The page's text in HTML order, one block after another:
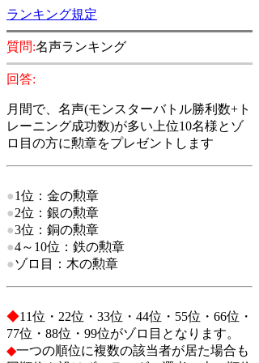
ランキング規定
質問:名声ランキング
回答:
月間で、名声(モンスターバトル勝利数+ト
レーニング成功数)が多い上位10名様とゾ
ロ目の方に勲章をプレゼントします
●1位： 金の勲章
●2位： 銀の勲章
●3位： 銅の勲章
●4～10位： 鉄の勲章
●ゾロ目： 木の勲章
◆11位・22位・33位・44位・55位・66位・
77位・88位・99位がゾロ目となります。
◆一つの順位に複数の該当者が居た場合も